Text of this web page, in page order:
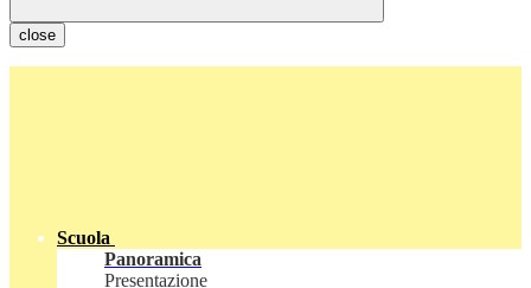
close
Scuola
Panoramica
Presentazione